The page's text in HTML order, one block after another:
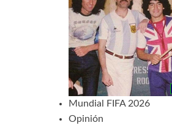
Mundial FIFA 2026
Opinión